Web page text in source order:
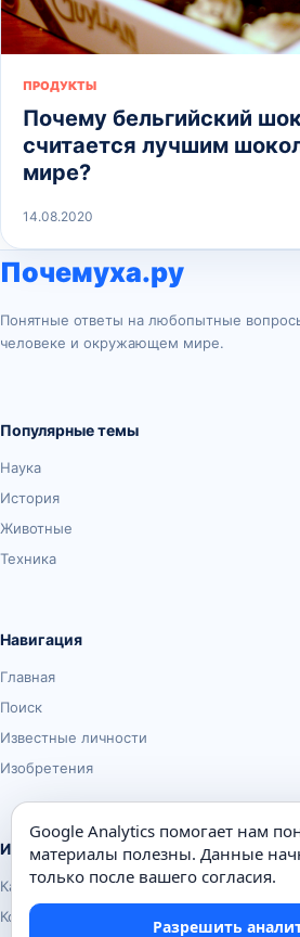
ПРОДУКТЫ
Почему бельгийский
считается лучшим
мире?
14.08.2020
Почемуха.ру
Понятные ответы на любопытные
человеке и окружающем мире.
Популярные темы
Наука
История
Животные
Техника
Навигация
Главная
Поиск
Известные личности
Изобретения
Информация
Карта сайта
Контакты
Google Analytics помогает нам
материалы полезны. Данные
только после вашего согласия.
Разрешить